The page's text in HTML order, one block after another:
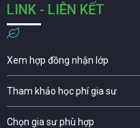
LINK - LIÊN KẾT
Xem hợp đồng nhận lớp
Tham khảo học phí gia sư
Chọn gia sư phù hợp